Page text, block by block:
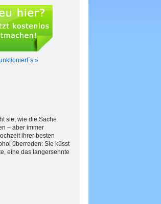
»
sie, wie die Sache
– aber immer
ihrer besten
überreden: Sie küsst
eine das langersehnte